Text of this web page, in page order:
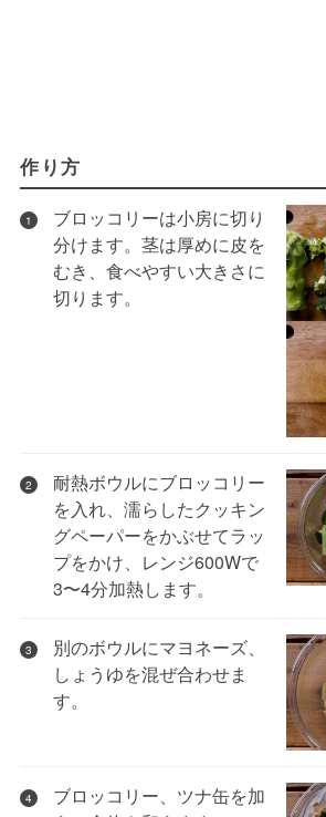
作り方
1
ブロッコリーは小房に切り
分けます。茎は厚めに皮を
むき、食べやすい大きさに
切ります。
2
耐熱ボウルにブロッコリー
を入れ、濡らしたクッキン
グペーパーをかぶせてラッ
プをかけ、レンジ600Wで
3〜4分加熱します。
3
別のボウルにマヨネーズ、
しょうゆを混ぜ合わせま
す。
4
ブロッコリー、ツナ缶を加